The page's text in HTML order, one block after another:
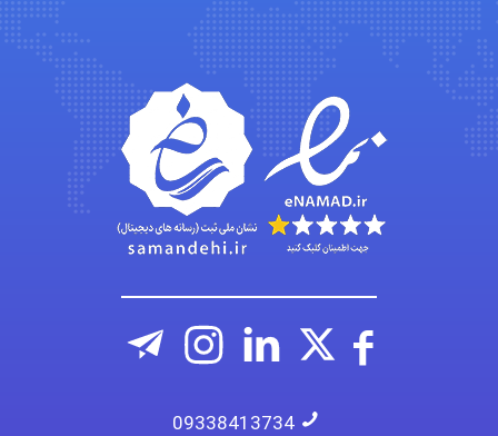
ehtesham
Iman Hosseini
09338413734